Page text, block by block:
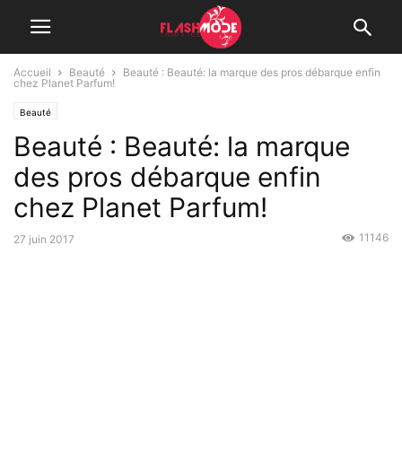
Accueil Beauté
Beauté : Beauté: la marque des pros débarque enfin
chez Planet Parfum!
Beauté
Beauté : Beauté: la marque
des pros débarque enfin
chez Planet Parfum!
27 juin 2017 11146